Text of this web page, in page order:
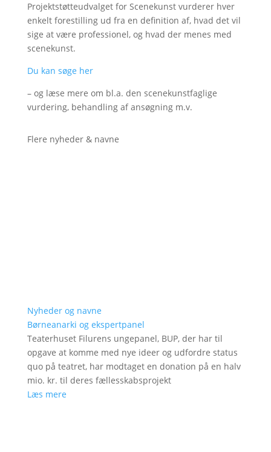
Projektstøtteudvalget for Scenekunst vurderer hver
enkelt forestilling ud fra en definition af, hvad det vil
sige at være professionel, og hvad der menes med
scenekunst.
Du kan søge her
– og læse mere om bl.a. den scenekunstfaglige
vurdering, behandling af ansøgning m.v.
Flere nyheder & navne
Nyheder og navne
Børneanarki og ekspertpanel
Teaterhuset Filurens ungepanel, BUP, der har til
opgave at komme med nye ideer og udfordre status
quo på teatret, har modtaget en donation på en halv
mio. kr. til deres fællesskabsprojekt
Læs mere